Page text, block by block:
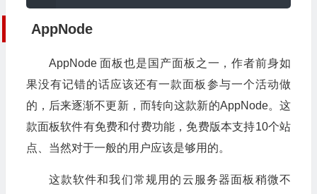
AppNode
AppNode 面板也是国产面板之一，作者前身如
果没有记错的话应该还有一款面板参与一个活动做
的，后来逐渐不更新，而转向这款新的AppNode。这
款面板软件有免费和付费功能，免费版本支持10个站
点、当然对于一般的用户应该是够用的。
这款软件和我们常规用的云服务器面板稍微不